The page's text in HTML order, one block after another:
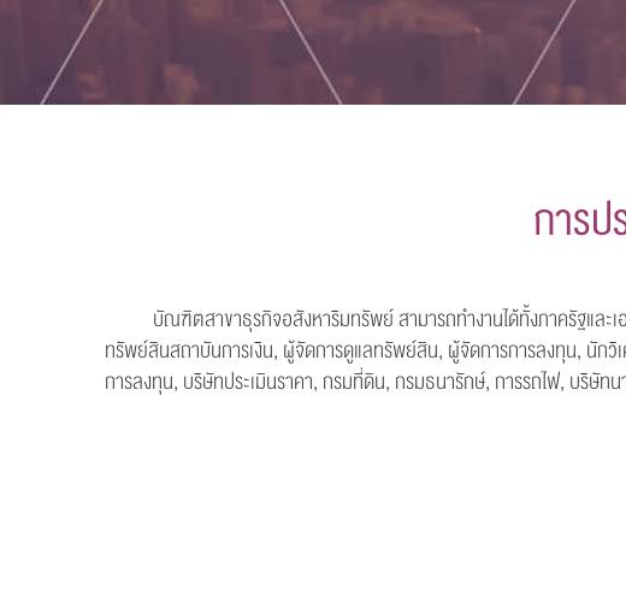
การ
บัณฑิตสาขาธุรกิจอสังหาริมทรัพย์ สามารถทำงานได้ทั้งภาครัฐและเ
ทรัพย์สินสถาบันการเงิน, ผู้จัดการดูแลทรัพย์สิน, ผู้จัดการการลงทุน, นัก
การลงทุน, บริษัทประเมินราคา, กรมที่ดิน, กรมธนารักษ์, การรถไฟ, บริษั